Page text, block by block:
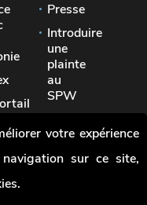
Presse
Introduire
une
plainte
au
SPW
une
irrégularité
votre expérience
sur ce site,